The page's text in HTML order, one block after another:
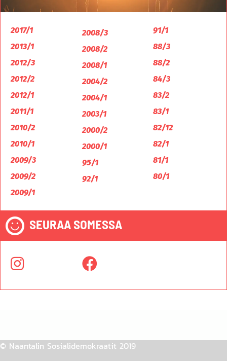
2017/1
2013/1
2012/3
2012/2
2012/1
2011/1
2010/2
2010/1
2009/3
2009/2
2009/1
2008/3
2008/2
2008/1
2004/2
2004/1
2003/1
2000/2
2000/1
95/1
92/1
91/1
88/3
88/2
84/3
83/2
83/1
82/12
82/1
81/1
80/1
SEURAA SOMESSA
© Naantalin Sosialidemokraatit 2019